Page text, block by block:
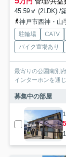
45.59㎡ (2LDK) /
神戸市西神・山手
駐輪場 CATV
バイク置場あり
最寄りの公園南別
インターホンを通
募集中の部屋